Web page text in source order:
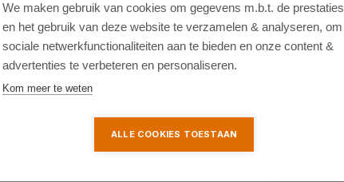
20 kunststof
X-Change machines en
We maken gebruik van cookies om gegevens m.b.t. de prestaties
en het gebruik van deze website te verzamelen & analyseren, om
sociale netwerkfunctionaliteiten aan te bieden en onze content &
advertenties te verbeteren en personaliseren.
Kom meer te weten
ALLE COOKIES TOESTAAN